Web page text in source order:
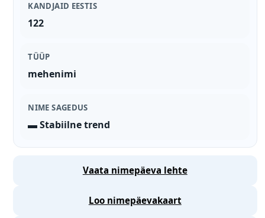
KANDJAID EESTIS
122
TÜÜP
mehenimi
NIME SAGEDUS
▬ Stabiilne trend
Vaata nimepäeva lehte
Loo nimepäevakaart